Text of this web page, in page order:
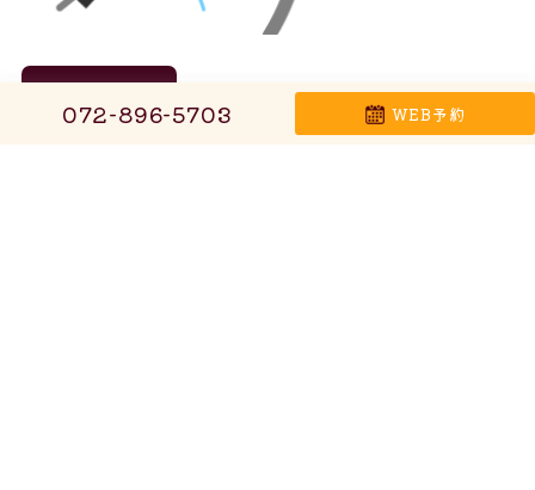
アクセス 枚方市・長尾駅から徒歩11分
072-896-5703 WEB予約